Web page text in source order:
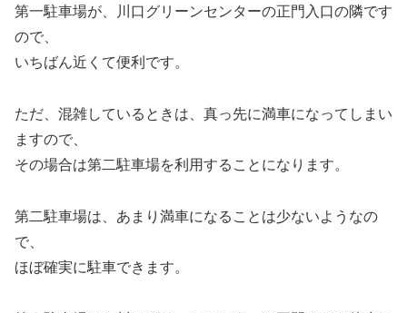
第一駐車場が、川口グリーンセンターの正門入口の隣です
ので、
いちばん近くて便利です。
ただ、混雑しているときは、真っ先に満車になってしまい
ますので、
その場合は第二駐車場を利用することになります。
第二駐車場は、あまり満車になることは少ないようなの
で、
ほぼ確実に駐車できます。